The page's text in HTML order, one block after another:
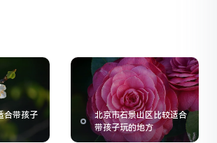
合带孩子
北京市石景山区比较适合
带孩子玩的地方